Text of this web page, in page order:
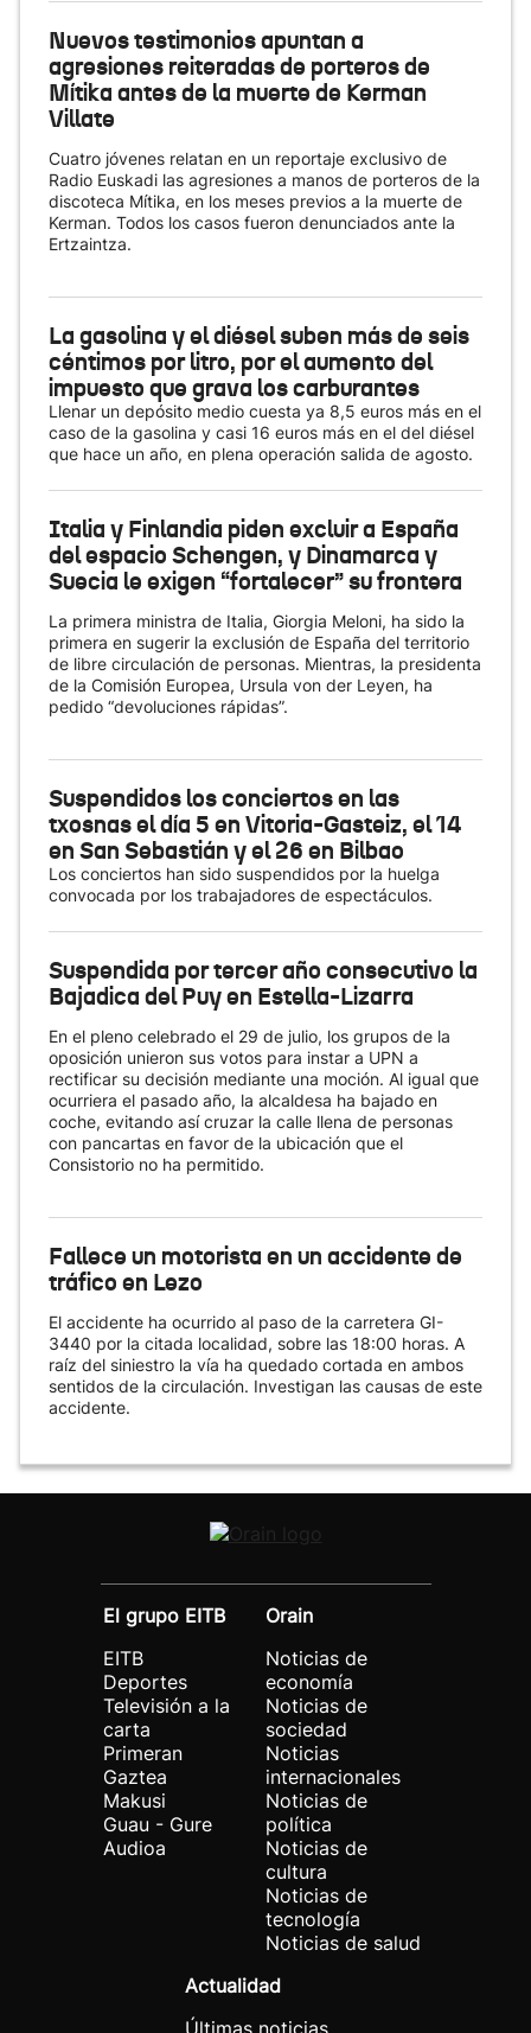
Nuevos testimonios apuntan a
agresiones reiteradas de porteros de
Mítika antes de la muerte de Kerman
Villate
Cuatro jóvenes relatan en un reportaje exclusivo de
Radio Euskadi las agresiones a manos de porteros de la
discoteca Mítika, en los meses previos a la muerte de
Kerman. Todos los casos fueron denunciados ante la
Ertzaintza.
La gasolina y el diésel suben más de seis
céntimos por litro, por el aumento del
impuesto que grava los carburantes
Llenar un depósito medio cuesta ya 8,5 euros más en el
caso de la gasolina y casi 16 euros más en el del diésel
que hace un año, en plena operación salida de agosto.
Italia y Finlandia piden excluir a España
del espacio Schengen, y Dinamarca y
Suecia le exigen “fortalecer” su frontera
La primera ministra de Italia, Giorgia Meloni, ha sido la
primera en sugerir la exclusión de España del territorio
de libre circulación de personas. Mientras, la presidenta
de la Comisión Europea, Ursula von der Leyen, ha
pedido “devoluciones rápidas”.
Suspendidos los conciertos en las
txosnas el día 5 en Vitoria-Gasteiz, el 14
en San Sebastián y el 26 en Bilbao
Los conciertos han sido suspendidos por la huelga
convocada por los trabajadores de espectáculos.
Suspendida por tercer año consecutivo la
Bajadica del Puy en Estella-Lizarra
En el pleno celebrado el 29 de julio, los grupos de la
oposición unieron sus votos para instar a UPN a
rectificar su decisión mediante una moción. Al igual que
ocurriera el pasado año, la alcaldesa ha bajado en
coche, evitando así cruzar la calle llena de personas
con pancartas en favor de la ubicación que el
Consistorio no ha permitido.
Fallece un motorista en un accidente de
tráfico en Lezo
El accidente ha ocurrido al paso de la carretera GI-
3440 por la citada localidad, sobre las 18:00 horas. A
raíz del siniestro la vía ha quedado cortada en ambos
sentidos de la circulación. Investigan las causas de este
accidente.
El grupo EITB
EITB
Deportes
Televisión a la
carta
Primeran
Gaztea
Makusi
Guau - Gure
Audioa
Orain
Noticias de
economía
Noticias de
sociedad
Noticias
internacionales
Noticias de
política
Noticias de
cultura
Noticias de
tecnología
Noticias de salud
Actualidad
Últimas noticias